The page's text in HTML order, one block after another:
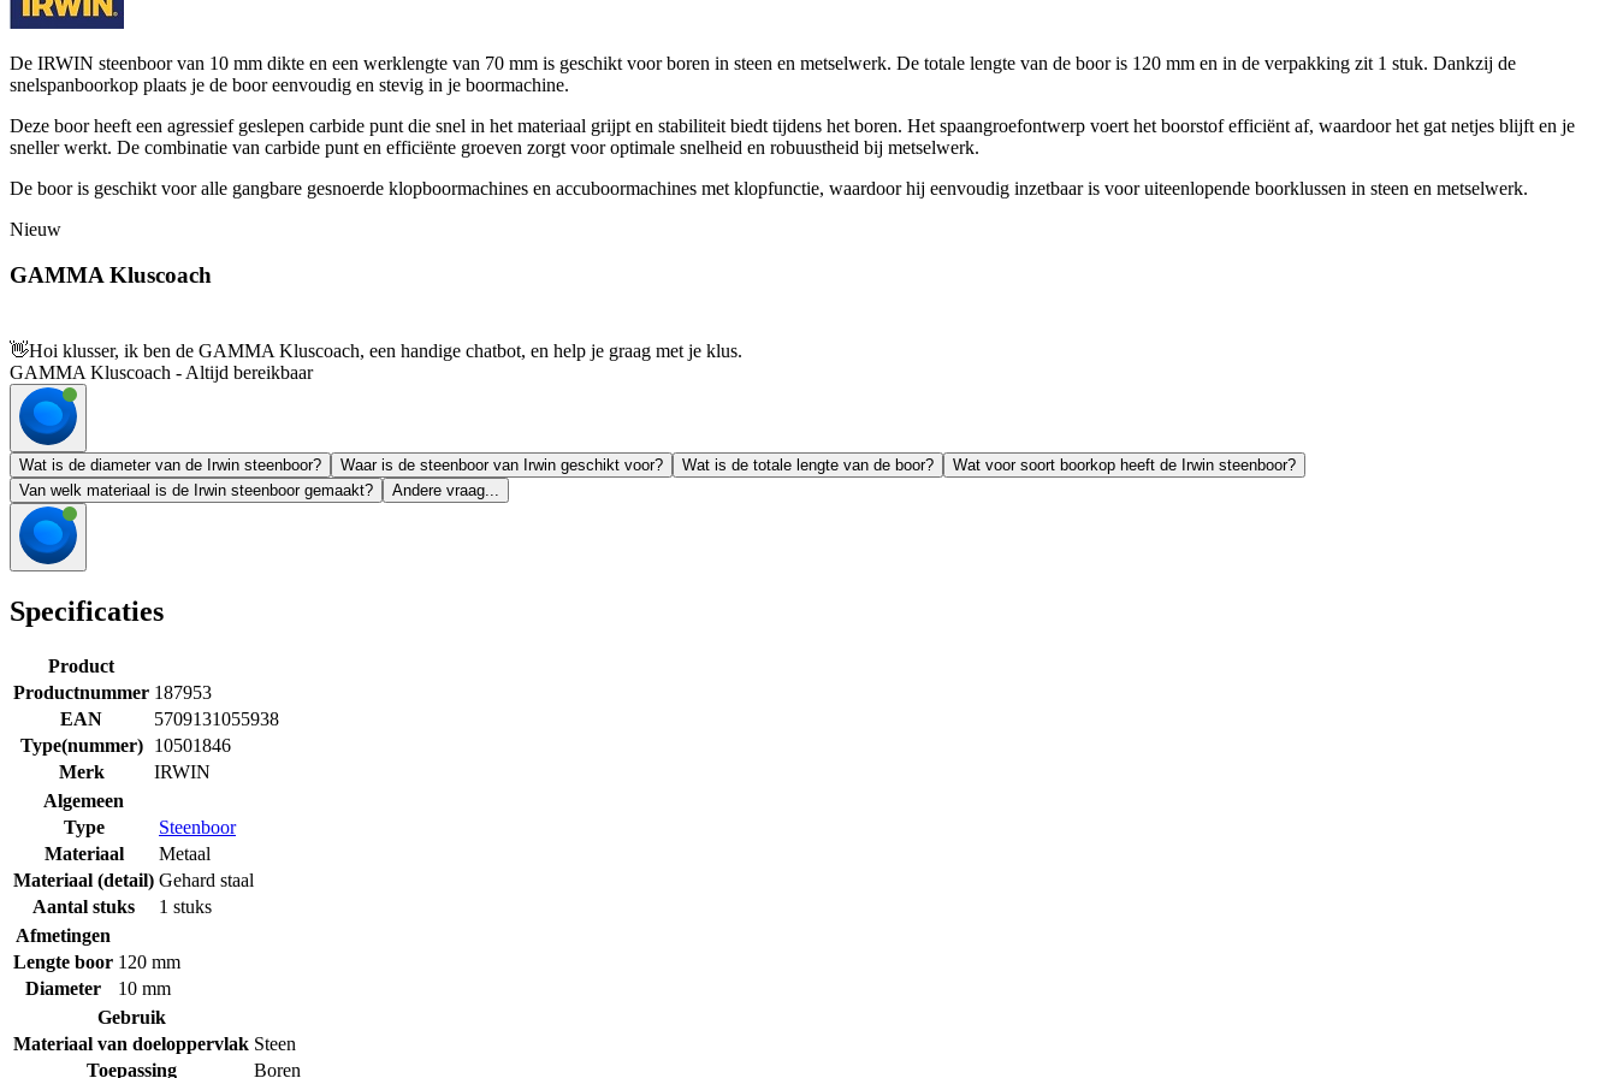
De IRWIN steenboor van 10 mm dikte en een werklengte van 70 mm is geschikt voor boren in steen en metselwerk. De totale lengte van de boor is 120 mm en in de verpakking zit 1 stuk. Dankzij de
snelspanboorkop plaats je de boor eenvoudig en stevig in je boormachine.
Deze boor heeft een agressief geslepen carbide punt die snel in het materiaal grijpt en stabiliteit biedt tijdens het boren. Het spaangroefontwerp voert het boorstof efficiënt af, waardoor het gat netjes blijft en je
sneller werkt. De combinatie van carbide punt en efficiënte groeven zorgt voor optimale snelheid en robuustheid bij metselwerk.
De boor is geschikt voor alle gangbare gesnoerde klopboormachines en accuboormachines met klopfunctie, waardoor hij eenvoudig inzetbaar is voor uiteenlopende boorklussen in steen en metselwerk.
Nieuw
GAMMA Kluscoach
👋Hoi klusser, ik ben de GAMMA Kluscoach, een handige chatbot, en help je graag met je klus.
GAMMA Kluscoach - Altijd bereikbaar
Wat is de diameter van de Irwin steenboor? Waar is de steenboor van Irwin geschikt voor? Wat is de totale lengte van de boor?
Wat voor soort boorkop heeft de Irwin steenboor?
Van welk materiaal is de Irwin steenboor gemaakt?
Andere vraag...
Specificaties
Product
Productnummer 187953
EAN
5709131055938
Type(nummer)
10501846
Merk
IRWIN
Algemeen
Type
Steenboor
Materiaal
Metaal
Materiaal (detail) Gehard staal
Aantal stuks
1 stuks
Afmetingen
Lengte boor 120 mm
Diameter
10 mm
Gebruik
Materiaal van doeloppervlak Steen
Toepassing
Boren